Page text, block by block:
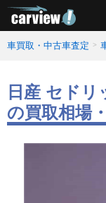
車買取・中古車査定
日産 セドリ
の買取相場